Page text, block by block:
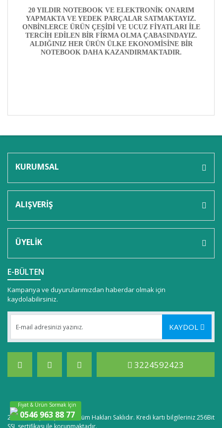
20 YILDIR NOTEBOOK VE ELEKTRONİK ONARIM
YAPMAKTA VE YEDEK PARÇALAR SATMAKTAYIZ.
ONBİNLERCE ÜRÜN ÇEŞİDİ VE UCUZ FİYATLARI İLE
TERCİH EDİLEN BİR FİRMA OLMA ÇABASINDAYIZ.
ALDIĞINIZ HER ÜRÜN ÜLKE EKONOMİSİNE BİR
NOTEBOOK DAHA KAZANDIRMAKTADIR.
diğer konularda yetersiz gördüğünüz noktaları öneri
Görüş ve önerileriniz için teşekkür ederiz.
Ürün açıklamasında eksik bilgiler bulunuyor.
Ürün bilgilerinde hatalar bulunuyor.
Ürün fiyatı diğer sitelerden daha pahalı.
KURUMSAL
ALIŞVERİŞ
ÜYELİK
E-BÜLTEN
Kampanya ve duyurularımızdan haberdar olmak için
kaydolabilirsiniz.
KAYDOL
3224592423
2020 © lastpointpc.com, Tüm Hakları Saklıdır. Kredi kartı bilgileriniz 256Bit
SSL sertifikası ile korunmaktadır.
Fiyat & Ürün Sormak İçin
0546 963 88 77